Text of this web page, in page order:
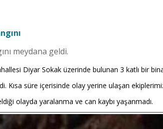
meydana geldi.
Diyar Sokak üzerinde bulunan 3 katlı bir
Kısa süre içerisinde olay yerine ulaşan
olayda yaralanma ve can kaybı yaşanmadı.